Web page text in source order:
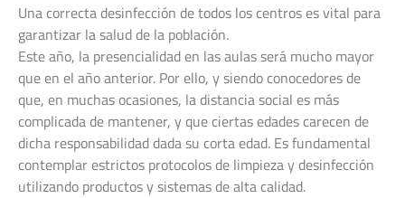
Una correcta desinfección de todos los centros es vital para
garantizar la salud de la población.
Este año, la presencialidad en las aulas será mucho mayor
que en el año anterior. Por ello, y siendo conocedores de
que, en muchas ocasiones, la distancia social es más
complicada de mantener, y que ciertas edades carecen de
dicha responsabilidad dada su corta edad. Es fundamental
contemplar estrictos protocolos de limpieza y desinfección
utilizando productos y sistemas de alta calidad.